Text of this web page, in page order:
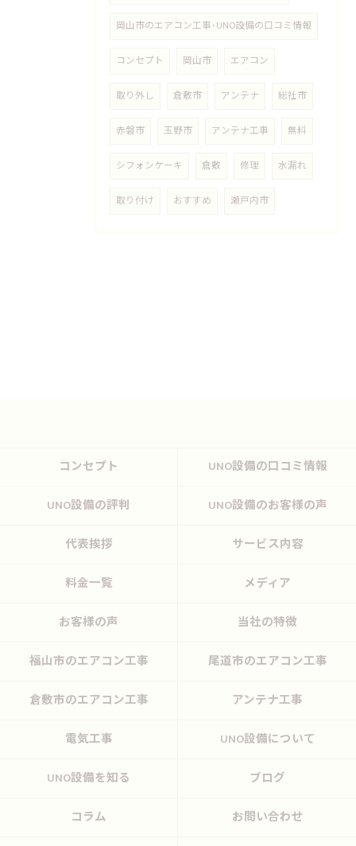
岡山市のエアコン工事･UNO設備の口コミ情報
コンセプト 岡山市 エアコン
取り外し 倉敷市 アンテナ 総社市
赤磐市 玉野市 アンテナ工事 無料
シフォンケーキ 倉敷 修理 水漏れ
取り付け おすすめ 瀬戸内市
コンセプト UNO設備の口コミ情報
UNO設備の評判 UNO設備のお客様の声
代表挨拶 サービス内容
料金一覧 メディア
お客様の声 当社の特徴
福山市のエアコン工事 尾道市のエアコン工事
倉敷市のエアコン工事 アンテナ工事
電気工事 UNO設備について
UNO設備を知る ブログ
コラム お問い合わせ